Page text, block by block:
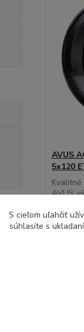
AVUS
5x120
AVUS
S cieľom uľahčiť
súhlasíte s